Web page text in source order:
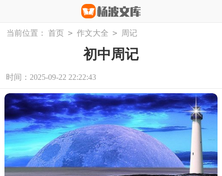
当前位置： 首页 > 作文大全 > 周记
初中周记
时间：2025-09-22 22:22:43